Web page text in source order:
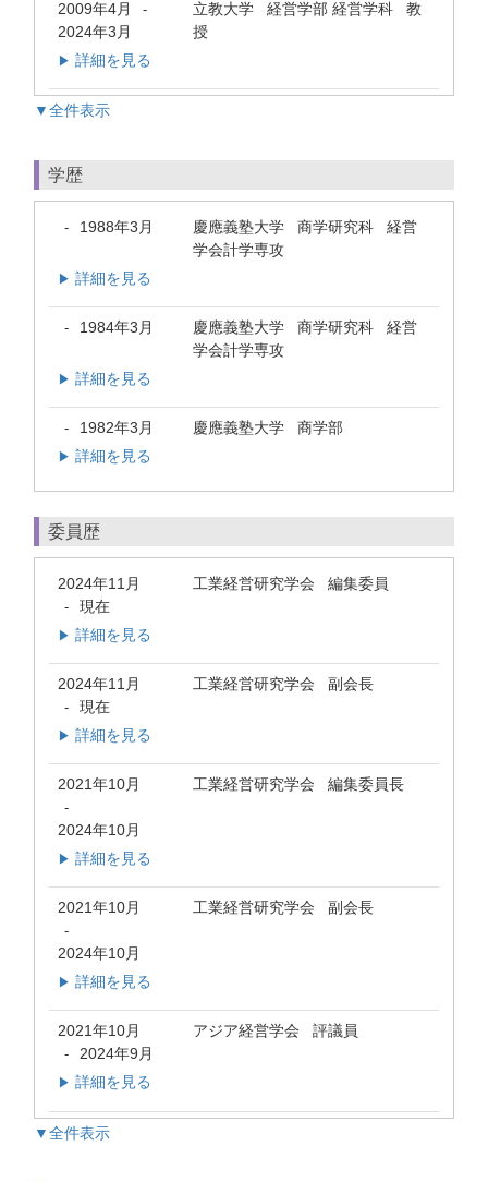
2009年4月 -
2024年3月
立教大学 経営学部 経営学科 教
授
▶ 詳細を見る
▼全件表示
学歴
- 1988年3月
慶應義塾大学 商学研究科 経営
学会計学専攻
▶ 詳細を見る
- 1984年3月
慶應義塾大学 商学研究科 経営
学会計学専攻
▶ 詳細を見る
- 1982年3月 慶應義塾大学 商学部
▶ 詳細を見る
委員歴
2024年11月
- 現在
工業経営研究学会 編集委員
▶ 詳細を見る
2024年11月
- 現在
工業経営研究学会 副会長
▶ 詳細を見る
2021年10月
-
2024年10月
工業経営研究学会 編集委員長
▶ 詳細を見る
2021年10月
-
2024年10月
工業経営研究学会 副会長
▶ 詳細を見る
2021年10月
- 2024年9月
アジア経営学会 評議員
▶ 詳細を見る
▼全件表示